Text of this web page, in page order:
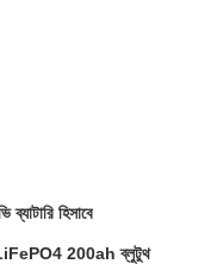
হিসাবে
LiFePO4 200ah ব্লুটুথ